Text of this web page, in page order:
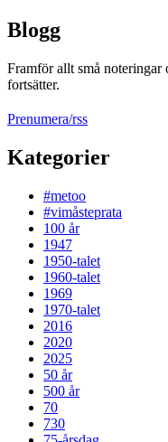
Blogg
Framför allt små noteringar
fortsätter.
Prenumera/rss
Kategorier
#metoo
#vimåsteprata
100 år
1947
1950-talet
1960-talet
1969
1970-talet
2016
2020
2025
50 år
500 år
70
730